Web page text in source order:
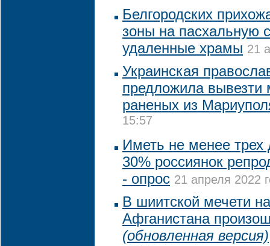
Белгородских
зоны на пасхальную
удаленные храмы 21
Украинская
предложила вывезти
раненых из
15:57
Иметь не менее трех
30% россиянок
- опрос 21 апреля 2022
В шиитской мечети
Афганистана
(обновленная версия)